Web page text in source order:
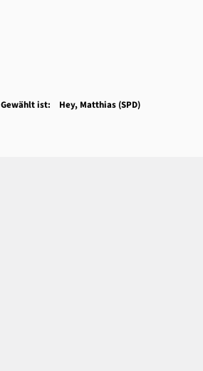
Gewählt ist: Hey, Matthias (SPD)